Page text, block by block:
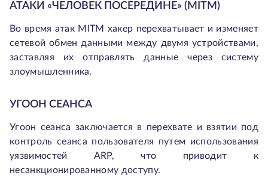
АТАКИ «ЧЕЛОВЕК ПОСЕРЕДИНЕ» (MITM)
Во время атак MITM хакер перехватывает и изменяет
сетевой обмен данными между двумя устройствами,
заставляя их отправлять данные через систему
злоумышленника.
УГООН СЕАНСА
Угоон сеанса заключается в перехвате и взятии под
контроль сеанса пользователя путем использования
уязвимостей ARP, что приводит к
несанкционированному доступу.